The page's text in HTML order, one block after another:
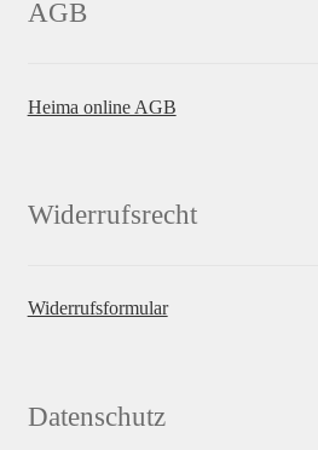
AGB
Heima online AGB
Widerrufsrecht
Widerrufsformular
Datenschutz